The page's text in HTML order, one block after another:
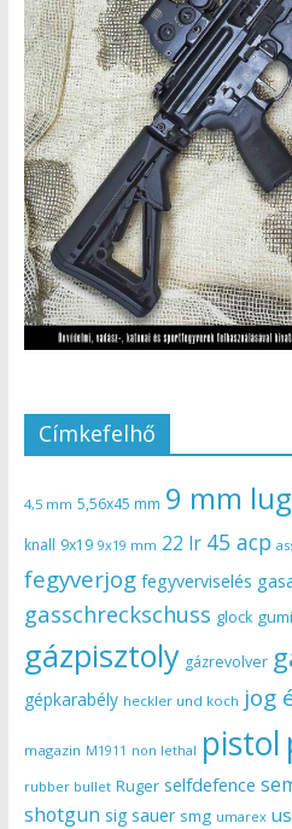
Címkefelhő
4,5 mm 5,56x45 mm 9 mm
knall 9x19 9x19 mm 22 lr 45 acp
fegyverjog fegyverviselés
gasschreckschuss glock
gázpisztoly gázrevolver
gépkarabély heckler und koch jog
magazin M1911 non lethal pistol
rubber bullet Ruger selfdefence
shotgun sig sauer smg umarex